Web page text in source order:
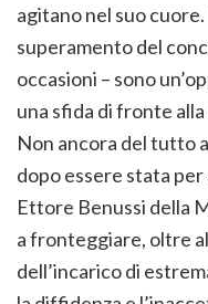
agitano nel suo
superamento del
occasioni – sono
una sfida di fronte
Non ancora del tutto
dopo essere stata
Ettore Benussi della
a fronteggiare, oltre
dell’incarico di